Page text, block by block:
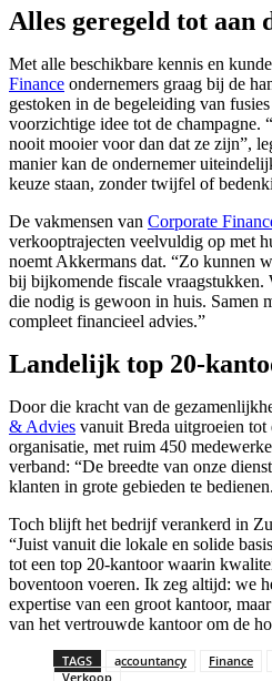
Alles geregeld tot aan
Met alle beschikbare kennis en
Finance ondernemers graag bij de
gestoken in de begeleiding van
voorzichtige idee tot de champagne.
nooit mooier voor dan dat ze zijn”,
manier kan de ondernemer
keuze staan, zonder twijfel of
De vakmensen van Corporate
verkooptrajecten veelvuldig op met
noemt Akkermans dat. “Zo kunnen
bij bijkomende fiscale vraagstukken.
die nodig is gewoon in huis. Samen
compleet financieel advies.”
Landelijk top 20-
Door die kracht van de
& Advies vanuit Breda uitgroeien tot
organisatie, met ruim 450
verband: “De breedte van onze
klanten in grote gebieden te
Toch blijft het bedrijf verankerd in
“Juist vanuit die lokale en solide
tot een top 20-kantoor waarin
boventoon voeren. Ik zeg altijd: we
expertise van een groot kantoor,
van het vertrouwde kantoor om de
TAGS accountancy Finance
Verkoop